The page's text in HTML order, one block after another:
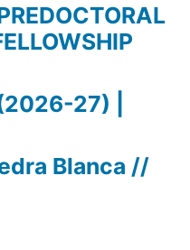
27) |
Blanca //